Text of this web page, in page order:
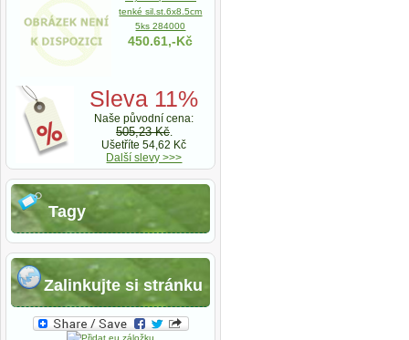
tenké sil.st.6x8.5cm
5ks 284000
450.61,-Kč
Sleva 11%
Naše původní cena:
505,23 Kč.
Ušetříte 54,62 Kč
Další slevy >>>
Tagy
Zalinkujte si stránku